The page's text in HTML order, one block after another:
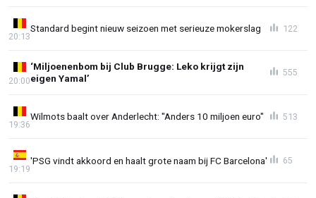
Standard begint nieuw seizoen met serieuze mokerslag
20:13
122
‘Miljoenenbom bij Club Brugge: Leko krijgt zijn
eigen Yamal’
20:00
555
Wilmots baalt over Anderlecht: "Anders 10 miljoen euro"
19:36
513
'PSG vindt akkoord en haalt grote naam bij FC Barcelona'
19:19
65